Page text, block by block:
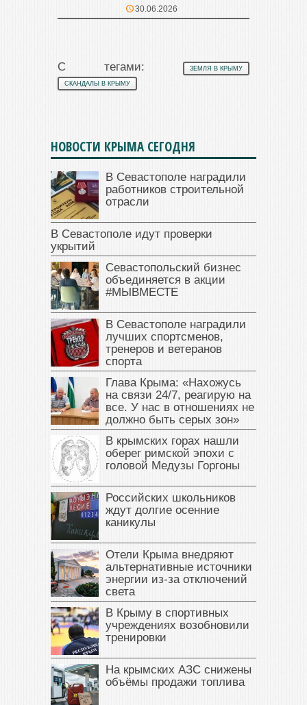
30.06.2026
С тегами: ЗЕМЛЯ В КРЫМУ
СКАНДАЛЫ В КРЫМУ
НОВОСТИ КРЫМА СЕГОДНЯ
В Севастополе наградили
работников строительной
отрасли
В Севастополе идут проверки
укрытий
Севастопольский бизнес
объединяется в акции
#МЫВМЕСТЕ
В Севастополе наградили
лучших спортсменов,
тренеров и ветеранов
спорта
Глава Крыма: «Нахожусь
на связи 24/7, реагирую на
все. У нас в отношениях не
должно быть серых зон»
В крымских горах нашли
оберег римской эпохи с
головой Медузы Горгоны
Российских школьников
ждут долгие осенние
каникулы
Отели Крыма внедряют
альтернативные источники
энергии из-за отключений
света
В Крыму в спортивных
учреждениях возобновили
тренировки
На крымских АЗС снижены
объёмы продажи топлива